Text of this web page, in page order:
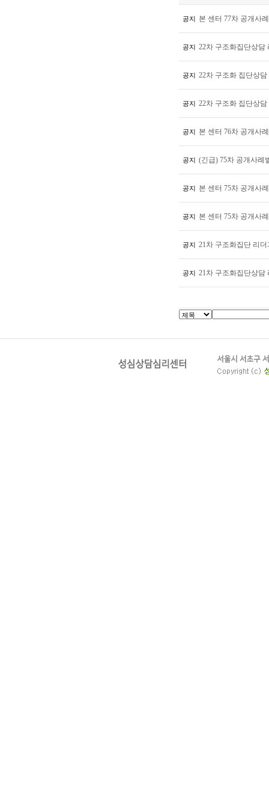
공지 본 센터 77차 공개사
공지 22차 구조화집단상담
공지 22차 구조화 집단상
공지 22차 구조화 집단상
공지 본 센터 76차 공개사
공지 (긴급) 75차 공개사례
공지 본 센터 75차 공개사
공지 본 센터 75차 공개사
공지 21차 구조화집단 리
공지 21차 구조화집단상담